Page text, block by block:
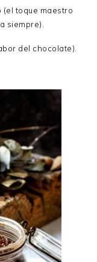
toque maestro
siempre).
del chocolate).